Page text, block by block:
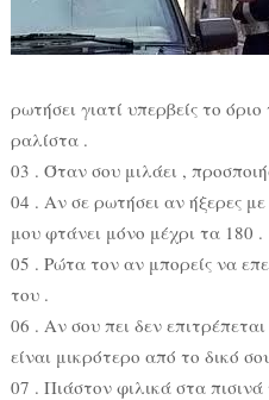
ρωτήσει γιατί υπερβείς το
ραλίστα .
03 . Όταν σου μιλάει ,
04 . Αν σε ρωτήσει αν ήξερες
μου φτάνει μόνο μέχρι τα 180 .
05 . Ρώτα τον αν μπορείς να
του .
06 . Αν σου πει δεν
είναι μικρότερο από το δικό
07 . Πιάστον φιλικά στα πισινά